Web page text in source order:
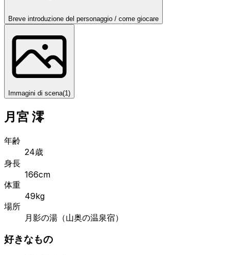
Breve introduzione del personaggio / come giocare
Immagini di scena(1)
月宮 澪
年齢
24歳
身長
166cm
体重
49kg
場所
月影の湯（山奥の温泉宿）
好きなもの